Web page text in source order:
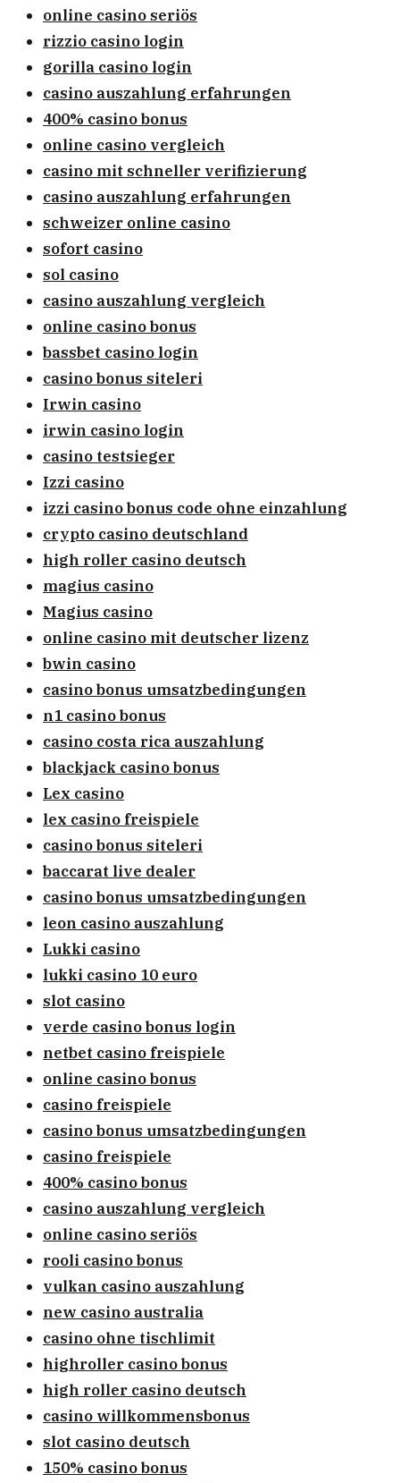
online casino seriös
rizzio casino login
gorilla casino login
casino auszahlung erfahrungen
400% casino bonus
online casino vergleich
casino mit schneller verifizierung
casino auszahlung erfahrungen
schweizer online casino
sofort casino
sol casino
casino auszahlung vergleich
online casino bonus
bassbet casino login
casino bonus siteleri
Irwin casino
irwin casino login
casino testsieger
Izzi casino
izzi casino bonus code ohne einzahlung
crypto casino deutschland
high roller casino deutsch
magius casino
Magius casino
online casino mit deutscher lizenz
bwin casino
casino bonus umsatzbedingungen
n1 casino bonus
casino costa rica auszahlung
blackjack casino bonus
Lex casino
lex casino freispiele
casino bonus siteleri
baccarat live dealer
casino bonus umsatzbedingungen
leon casino auszahlung
Lukki casino
lukki casino 10 euro
slot casino
verde casino bonus login
netbet casino freispiele
online casino bonus
casino freispiele
casino bonus umsatzbedingungen
casino freispiele
400% casino bonus
casino auszahlung vergleich
online casino seriös
rooli casino bonus
vulkan casino auszahlung
new casino australia
casino ohne tischlimit
highroller casino bonus
high roller casino deutsch
casino willkommensbonus
slot casino deutsch
150% casino bonus